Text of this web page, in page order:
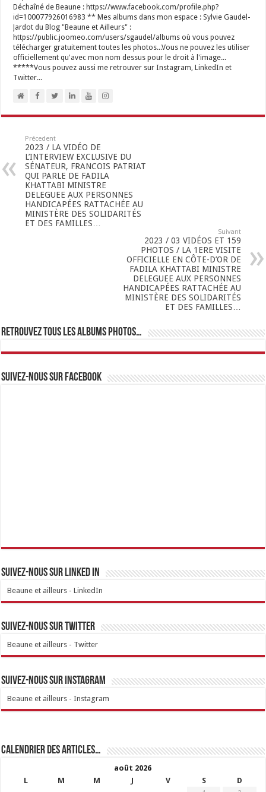
Déchaîné de Beaune : https://www.facebook.com/profile.php?
id=100077926016983 ** Mes albums dans mon espace : Sylvie Gaudel-
Jardot du Blog "Beaune et Ailleurs" :
https://public.joomeo.com/users/sgaudel/albums où vous pouvez
télécharger gratuitement toutes les photos...Vous ne pouvez les utiliser
officiellement qu'avec mon nom dessus pour le droit à l'image...
*****Vous pouvez aussi me retrouver sur Instagram, LinkedIn et
Twitter...
Précedent
2023 / LA VIDÉO DE
L’INTERVIEW EXCLUSIVE DU
SÉNATEUR, FRANCOIS PATRIAT
QUI PARLE DE FADILA
KHATTABI MINISTRE
DELEGUEE AUX PERSONNES
HANDICAPÉES RATTACHÉE AU
MINISTÈRE DES SOLIDARITÉS
ET DES FAMILLES…
Suivant
2023 / 03 VIDÉOS ET 159
PHOTOS / LA 1ERE VISITE
OFFICIELLE EN CÔTE-D’OR DE
FADILA KHATTABI MINISTRE
DELEGUEE AUX PERSONNES
HANDICAPÉES RATTACHÉE AU
MINISTÈRE DES SOLIDARITÉS
ET DES FAMILLES…
Retrouvez tous les albums photos…
Suivez-nous sur Facebook
Suivez-nous sur linked IN
Beaune et ailleurs - LinkedIn
Suivez-nous sur Twitter
Beaune et ailleurs - Twitter
Suivez-nous sur Instagram
Beaune et ailleurs - Instagram
Calendrier des articles…
août 2026
L
M M J V S
D